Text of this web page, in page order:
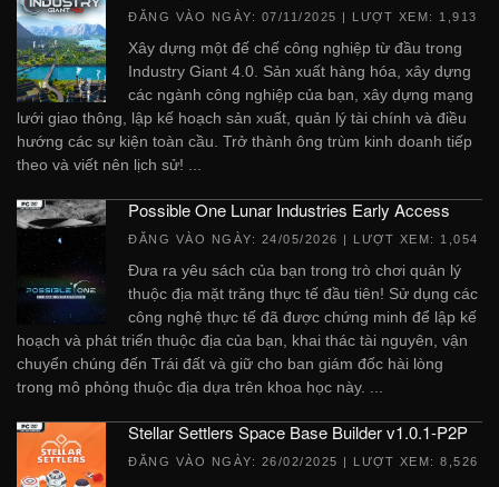
ĐĂNG VÀO NGÀY: 07/11/2025 | LƯỢT XEM: 1,913
Xây dựng một đế chế công nghiệp từ đầu trong
Industry Giant 4.0. Sản xuất hàng hóa, xây dựng
các ngành công nghiệp của bạn, xây dựng mạng
lưới giao thông, lập kế hoạch sản xuất, quản lý tài chính và điều
hướng các sự kiện toàn cầu. Trở thành ông trùm kinh doanh tiếp
theo và viết nên lịch sử! ...
Possible One Lunar Industries Early Access
ĐĂNG VÀO NGÀY: 24/05/2026 | LƯỢT XEM: 1,054
Đưa ra yêu sách của bạn trong trò chơi quản lý
thuộc địa mặt trăng thực tế đầu tiên! Sử dụng các
công nghệ thực tế đã được chứng minh để lập kế
hoạch và phát triển thuộc địa của bạn, khai thác tài nguyên, vận
chuyển chúng đến Trái đất và giữ cho ban giám đốc hài lòng
trong mô phỏng thuộc địa dựa trên khoa học này. ...
Stellar Settlers Space Base Builder v1.0.1-P2P
ĐĂNG VÀO NGÀY: 26/02/2025 | LƯỢT XEM: 8,526